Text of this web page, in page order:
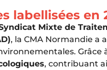
labellisées en
Mixte de
, la CMA Normandie a
, contribuant